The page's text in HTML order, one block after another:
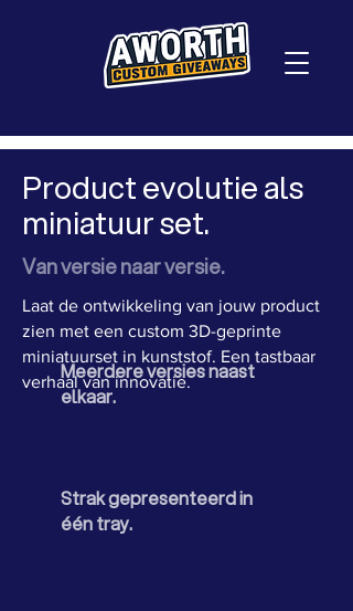
Product evolutie als
miniatuur set.
Van versie naar versie.
Laat de ontwikkeling van jouw product
zien met een custom 3D-geprinte
miniatuurset in kunststof. Een tastbaar
verhaal van innovatie.
Meerdere versies naast
elkaar.
Strak gepresenteerd in
één tray.